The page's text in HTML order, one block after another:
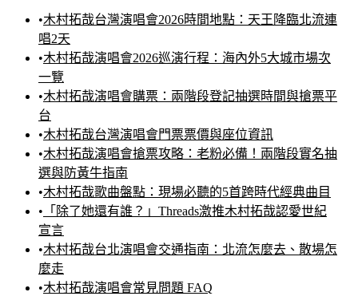
•木村拓哉台灣演唱會2026時間地點：天王降臨北流連
唱2天
•木村拓哉演唱會2026巡演行程：海內外5大城市場次
一覽
•木村拓哉演唱會購票：兩階段登記抽選時間與搶票平
台
•木村拓哉台灣演唱會門票票價與座位資訊
•木村拓哉演唱會搶票攻略：老粉必備！兩階段實名抽
選與防黃牛指南
•木村拓哉歌曲盤點：現場必聽的5首跨時代經典曲目
• 「除了她還有誰？」Threads激推木村拓哉認愛世紀
宣言
•木村拓哉台北演唱會交通指南：北流怎麼去、散場怎
麼走
•木村拓哉演唱會常見問題 FAQ